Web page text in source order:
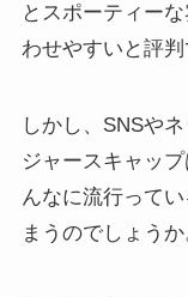
とスポーティー
わせやすいと評判
しかし、SNSや
ジャースキャッ
んなに流行って
まうのでしょうか